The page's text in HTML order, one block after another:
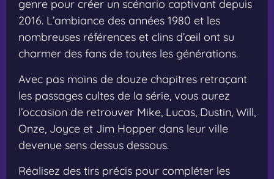
genre pour créer un scénario captivant depuis
2016. L’ambiance des années 1980 et les
nombreuses références et clins d’œil ont su
charmer des fans de toutes les générations.
Avec pas moins de douze chapitres retraçant
les passages cultes de la série, vous aurez
l’occasion de retrouver Mike, Lucas, Dustin, Will,
Onze, Joyce et Jim Hopper dans leur ville
devenue sens dessus dessous.
Réalisez des tirs précis pour compléter les